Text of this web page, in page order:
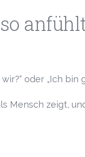
oder „Ich bin
Mensch zeigt,